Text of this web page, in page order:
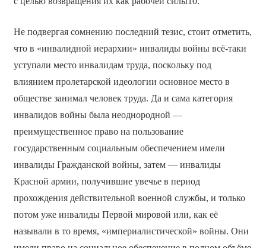
Не подвергая сомнению последний тезис, стоит отметить,
что в «инвалидной иерархии» инвалиды войны всё-таки
уступали место инвалидам труда, поскольку под
влиянием пролетарской идеологии основное место в
обществе занимал человек труда. Да и сама категория
инвалидов войны была неоднородной —
преимущественное право на пользование
государственным социальным обеспечением имели
инвалиды Гражданской войны, затем — инвалиды
Красной армии, получившие увечье в период
прохождения действительной военной службы, и только
потом уже инвалиды Первой мировой или, как её
называли в то время, «империалистической» войны. Они